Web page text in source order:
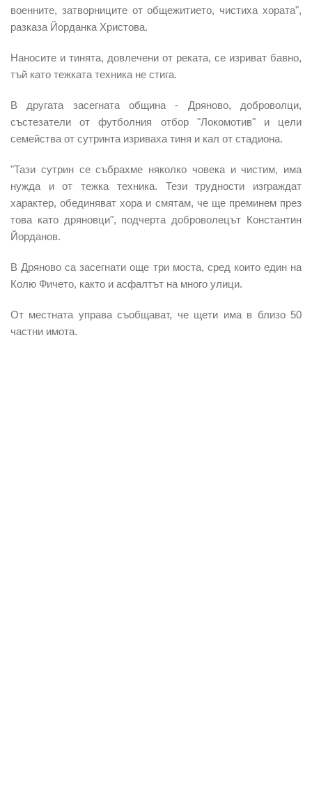
военните, затворниците от общежитието, чистиха хората",
разказа Йорданка Христова.
Наносите и тинята, довлечени от реката, се изриват бавно,
тъй като тежката техника не стига.
В другата засегната община - Дряново, доброволци,
състезатели от футболния отбор "Локомотив" и цели
семейства от сутринта изриваха тиня и кал от стадиона.
"Тази сутрин се събрахме няколко човека и чистим, има
нужда и от тежка техника. Тези трудности изграждат
характер, обединяват хора и смятам, че ще преминем през
това като дряновци", подчерта доброволецът Константин
Йорданов.
В Дряново са засегнати още три моста, сред които един на
Колю Фичето, както и асфалтът на много улици.
От местната управа съобщават, че щети има в близо 50
частни имота.